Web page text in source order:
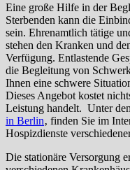
Eine große Hilfe in der
Sterbenden kann die
sein. Ehrenamtlich tätige
stehen den Kranken und
Verfügung. Entlastende
die Begleitung von
Ihnen eine schwere
Dieses Angebot kostet
Leistung handelt. Unter
in Berlin‚ finden Sie im
Hospizdienste
Die stationäre Versorgung